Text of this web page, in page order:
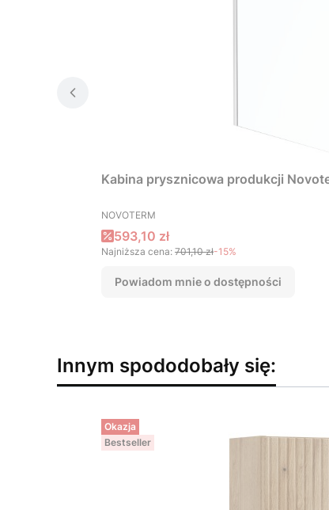
Kabina prysznicowa produkcji
PRODUCENT
NOVOTERM
Cena promocyjna
593,10 zł
Najniższa cena: 701,10 zł-15%
Powiadom mnie o dostępności
Innym spododobały się:
Okazja
Bestseller